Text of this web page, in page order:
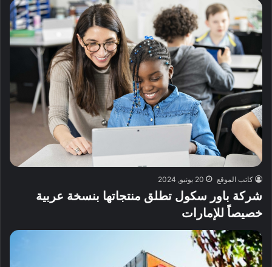
كاتب الموقع 20 يونيو, 2024
شركة باور سكول تطلق منتجاتها بنسخة عربية
خصيصاً للإمارات